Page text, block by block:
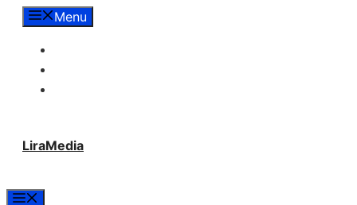
LangsungMenu
LiraMedia